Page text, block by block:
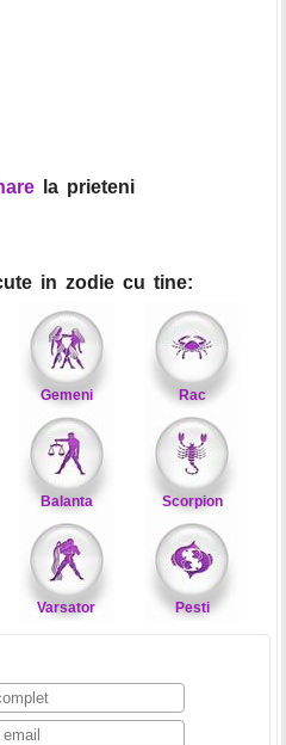
la prieteni
in zodie cu tine:
Gemeni Rac
Balanta Scorpion
Varsator Pesti